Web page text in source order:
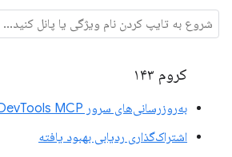
کروم ۱۴۳
به‌روزرسانی‌های سرور DevTools MCP
اشتراک‌گذاری ردیابی بهبود یافته